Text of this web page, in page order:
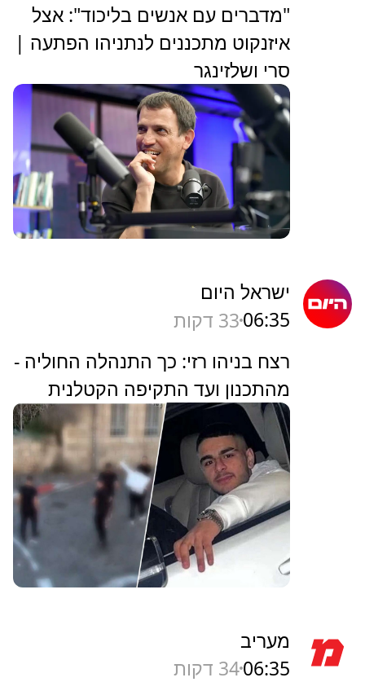
"מדברים עם אנשים בליכוד": אצל
איזנקוט מתכננים לנתניהו הפתעה |
סרי ושלזינגר
ישראל היום
06:3533 דקות
רצח בניהו רזי: כך התנהלה החוליה -
מהתכנון ועד התקיפה הקטלנית
מעריב
06:3534 דקות